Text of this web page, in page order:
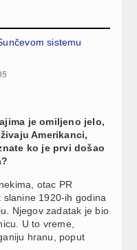
sistemu
je omiljeno jelo,
Amerikanci,
ko je prvi došao
otac PR
1920-ih godina
Njegov zadatak je bio
U to vreme,
hranu, poput